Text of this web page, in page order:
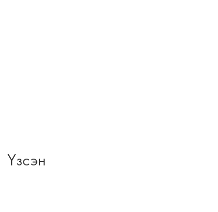
Үзсэн